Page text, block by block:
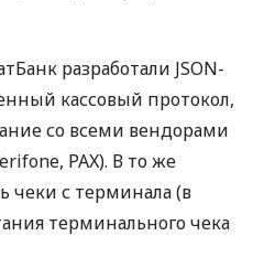
разработали JSON-
кассовый протокол,
со всеми вендорами
PAX). В то же
чеки с терминала (в
терминального чека